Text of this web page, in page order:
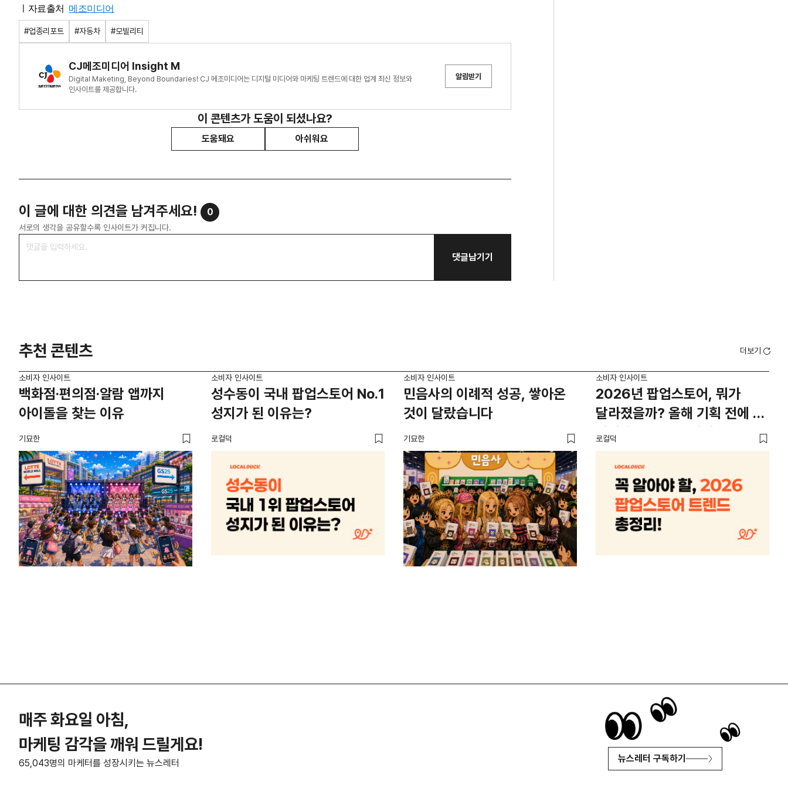
ㅣ자료출처 메조미디어
#업종리포트 #자동차 #모빌리티
CJ메조미디어 Insight M
Digital Maketing, Beyond Boundaries! CJ 메조미디어는 디지털 미디어와 마케팅 트렌드에 대한 업계 최신 정보와
인사이트를 제공합니다.
알림받기
이 콘텐츠가 도움이 되셨나요?
도움돼요 아쉬워요
이 글에 대한 의견을 남겨주세요! 0
서로의 생각을 공유할수록 인사이트가 커집니다.
댓글남기기
추천 콘텐츠 더보기
소비자 인사이트
백화점·편의점·알람 앱까지
아이돌을 찾는 이유
기묘한
소비자 인사이트
성수동이 국내 팝업스토어 No.1
성지가 된 이유는?
로컬덕
소비자 인사이트
민음사의 이례적 성공, 쌓아온
것이 달랐습니다
기묘한
소비자 인사이트
2026년 팝업스토어, 뭐가
달라졌을까? 올해 기획 전에 꼭
봐야 할 트렌드 4가지
로컬덕
매주 화요일 아침,
마케팅 감각을 깨워 드릴게요!
65,043명의 마케터를 성장시키는 뉴스레터 뉴스레터 구독하기